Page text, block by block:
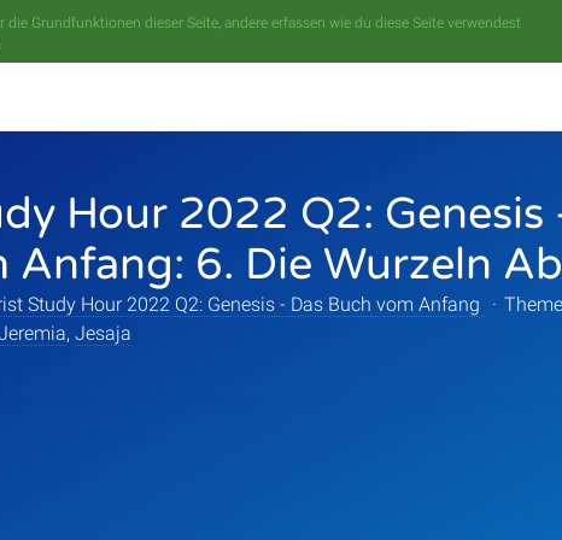
Grundfunktionen dieser Seite, andere erfassen wie du diese Seite verwendest
.
Hour 2022 Q2: Genesis
Anfang: 6. Die Wurzeln
Study Hour 2022 Q2: Genesis - Das Buch vom Anfang ·
, Jesaja